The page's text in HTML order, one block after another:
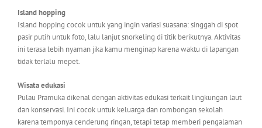
Island hopping
Island hopping cocok untuk yang ingin variasi suasana: singgah di spot
pasir putih untuk foto, lalu lanjut snorkeling di titik berikutnya. Aktivitas
ini terasa lebih nyaman jika kamu menginap karena waktu di lapangan
tidak terlalu mepet.
Wisata edukasi
Pulau Pramuka dikenal dengan aktivitas edukasi terkait lingkungan laut
dan konservasi. Ini cocok untuk keluarga dan rombongan sekolah
karena temponya cenderung ringan, tetapi tetap memberi pengalaman